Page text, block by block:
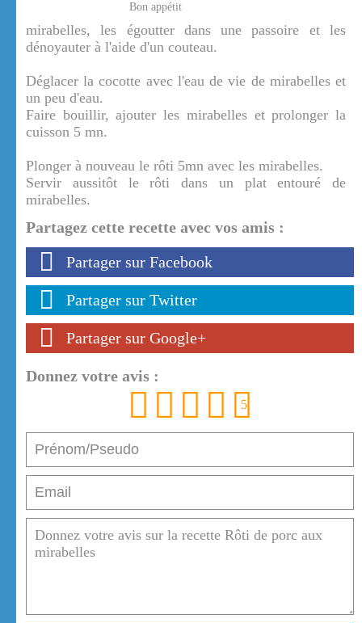
Bon appétit
mirabelles, les égoutter dans une passoire et les
dénoyauter à l'aide d'un couteau.
Déglacer la cocotte avec l'eau de vie de mirabelles et
un peu d'eau.
Faire bouillir, ajouter les mirabelles et prolonger la
cuisson 5 mn.
Plonger à nouveau le rôti 5mn avec les mirabelles.
Servir aussitôt le rôti dans un plat entouré de
mirabelles.
Partagez cette recette avec vos amis :
Partager sur Facebook
Partager sur Twitter
Partager sur Google+
Donnez votre avis :
5